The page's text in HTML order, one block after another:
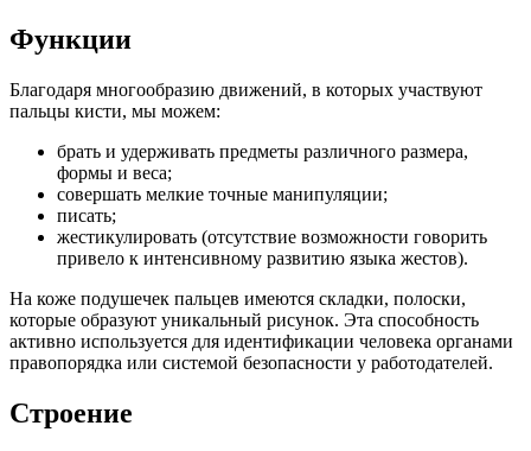
Функции
Благодаря многообразию движений, в которых участвуют
пальцы кисти, мы можем:
брать и удерживать предметы различного размера,
формы и веса;
совершать мелкие точные манипуляции;
писать;
жестикулировать (отсутствие возможности говорить
привело к интенсивному развитию языка жестов).
На коже подушечек пальцев имеются складки, полоски,
которые образуют уникальный рисунок. Эта способность
активно используется для идентификации человека органами
правопорядка или системой безопасности у работодателей.
Строение